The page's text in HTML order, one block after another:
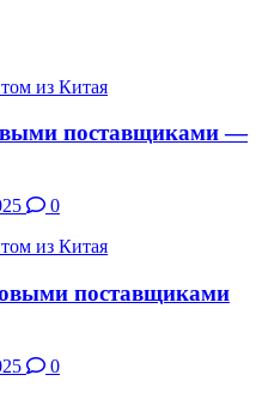
из Китая
поставщиками —
0
из Китая
поставщиками
0